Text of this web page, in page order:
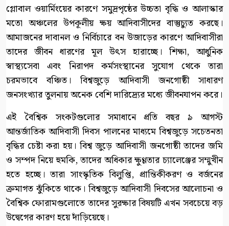
গ্লোবাল ওয়ার্মিংয়ের কারণে সমুদ্রপৃষ্ঠের উচ্চতা বৃদ্ধি ও আলাস্কার
মতো অঞ্চলের উপকূলীয় ক্ষয় আদিবাসীদের বাস্তুচ্যুত করছে।
আমাজনের দাবানল ও নির্বিচারে বন উজাড়ের কারণে আদিবাসীরা
তাদের জীবন ধারণের মূল উৎস হারাচ্ছে। শিক্ষা, আধুনিক
স্বাস্থ্যসেবা এবং নিরাপদ কর্মসংস্থানের সুযোগ থেকে তারা
চরমভাবে বঞ্চিত। বিশ্বজুড়ে আদিবাসী জনগোষ্ঠী সাধারণ
জনসংখ্যার তুলনায় অনেক বেশি দারিদ্র্যের মধ্যে জীবনযাপন করে।
এই বৈশ্বিক সংকটগুলোর সমাধানে প্রতি বছর ৯ আগস্ট
আন্তর্জাতিক আদিবাসী দিবস পালনের মাধ্যমে বিশ্বজুড়ে সচেতনতা
বৃদ্ধির চেষ্টা করা হয়। বিশ্ব জুড়ে আদিবাসী জনগোষ্ঠী তাদের জমি
ও সম্পদ নিয়ে হুমকি, তাদের অধিকার ক্ষুণ্ণতার চ্যালেঞ্জের সম্মুখীন
হতে হচ্ছে। তারা সাংস্কৃতিক বিলুপ্তি, প্রান্তিকীকরণ ও বর্জনের
ক্রমাগত ঝুঁকিতে থাকে। বিশ্বজুড়ে আদিবাসী দিবসের আলোচনা ও
বৈশ্বিক ফোরামগুলোতে তাদের সুরক্ষার বিষয়টি এখন সবচেয়ে বড়
উদ্বেগের কারণ হয়ে দাঁড়িয়েছে।